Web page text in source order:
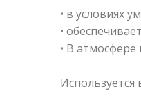
• в условиях
•
• В